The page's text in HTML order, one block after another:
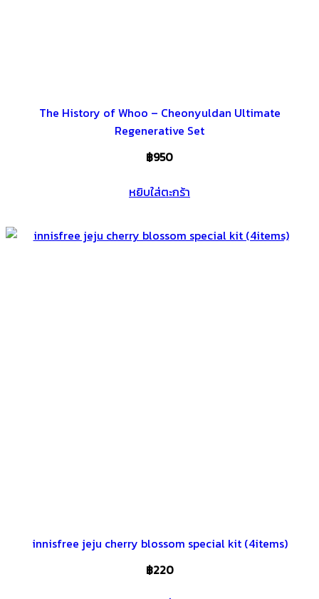
The History of Whoo – Cheonyuldan Ultimate
Regenerative Set
฿950
หยิบใส่ตะกร้า
innisfree jeju cherry blossom special kit (4items)
฿220